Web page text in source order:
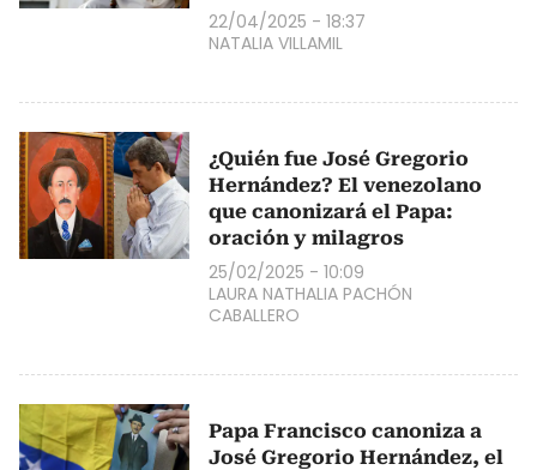
22/04/2025 - 18:37
NATALIA VILLAMIL
¿Quién fue José Gregorio
Hernández? El venezolano
que canonizará el Papa:
oración y milagros
25/02/2025 - 10:09
LAURA NATHALIA PACHÓN
CABALLERO
Papa Francisco canoniza a
José Gregorio Hernández, el